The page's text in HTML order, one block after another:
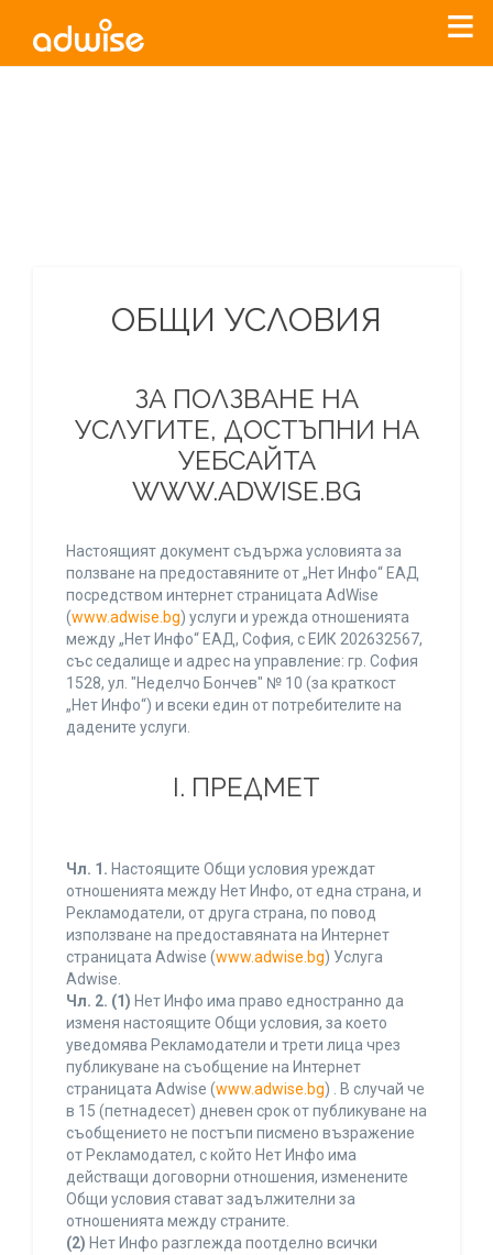
ОБЩИ УСЛОВИЯ
ЗА ПОЛЗВАНЕ НА
УСЛУГИТЕ, ДОСТЪПНИ НА
УЕБСАЙТА
WWW.ADWISE.BG
Настоящият документ съдържа условията за
ползване на предоставяните от „Нет Инфо“ ЕАД
посредством интернет страницата AdWise
(www.adwise.bg) услуги и урежда отношенията
между „Нет Инфо“ ЕАД, София, с ЕИК 202632567,
със седалище и адрес на управление: гр. София
1528, ул. "Неделчо Бончев" № 10 (за краткост
„Нет Инфо“) и всеки един от потребителите на
дадените услуги.
І. ПРЕДМЕТ
Чл. 1. Настоящите Общи условия уреждат
отношенията между Нет Инфо, от една страна, и
Рекламодатели, от друга страна, по повод
използване на предоставяната на Интернет
страницата Adwise (www.adwise.bg) Услуга
Adwise.
Чл. 2. (1) Нет Инфо има право едностранно да
изменя настоящите Общи условия, за което
уведомява Рекламодатели и трети лица чрез
публикуване на съобщение на Интернет
страницата Adwise (www.adwise.bg) . В случай че
в 15 (петнадесет) дневен срок от публикуване на
съобщението не постъпи писмено възражение
от Рекламодател, с който Нет Инфо има
действащи договорни отношения, изменените
Общи условия стават задължителни за
отношенията между страните.
(2) Нет Инфо разглежда поотделно всички